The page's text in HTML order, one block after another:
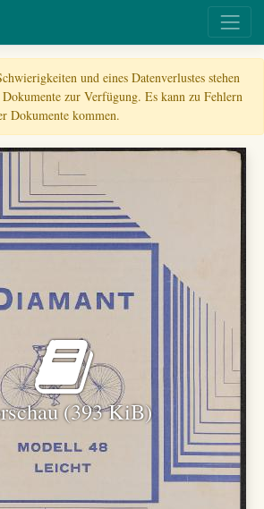
und eines Datenverlustes stehen
zur Verfügung. Es kann zu Fehlern
Dokumente kommen.
(393 KiB)